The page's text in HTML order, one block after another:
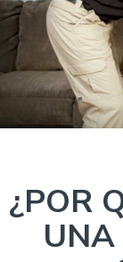
photo
¿POR
UNA